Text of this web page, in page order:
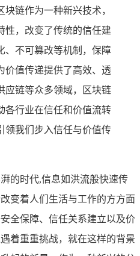
链作为一种新兴技术，
性，改变了传统的信任建
、不可篡改等机制，保障
价值传递提供了高效、透
应链等众多领域，区块链
各行业在信任和价值流转
领我们步入信任与价值传
的时代,信息如洪流般快速传
变着人们生活与工作的方方面
全保障、信任关系建立以及价
着重重挑战，就在这样的背景